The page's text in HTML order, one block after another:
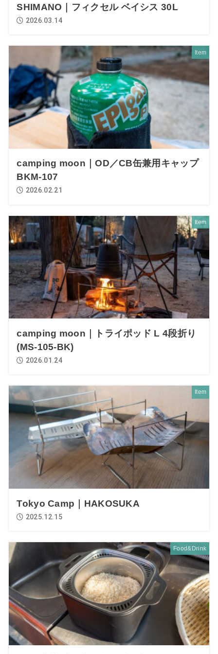
SHIMANO｜フィクセル ベイシス 30L
2026.03.14
Item
camping moon｜OD／CB缶兼用キャップ
BKM-107
2026.02.21
Item
camping moon｜トライポッド L 4段折り
(MS-105-BK)
2026.01.24
Item
Tokyo Camp｜HAKOSUKA
2025.12.15
Food&Drink